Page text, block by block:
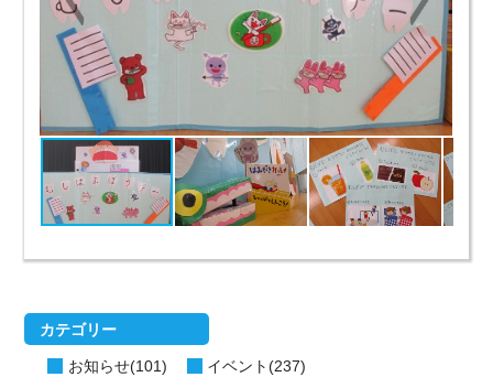
カテゴリー
お知らせ(101) イベント(237)